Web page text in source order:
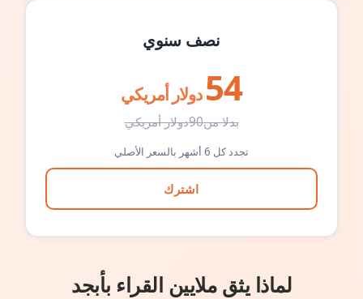
نصف سنوي
54 دولار أمريكي
بدلا من90دولار أمريكي
تجدد كل 6 أشهر بالسعر الأصلي
اشترك
لماذا يثق ملايين القراء بأبجد